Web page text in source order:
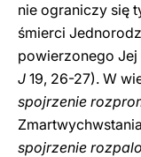
nie ograniczy się
śmierci
powierzonego Jej
J 19, 26-27). W
spojrzenie
spojrzenie